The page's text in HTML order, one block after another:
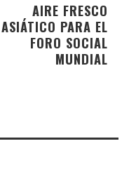
AIRE FRESCO
ASIÁTICO PARA EL
FORO SOCIAL
MUNDIAL